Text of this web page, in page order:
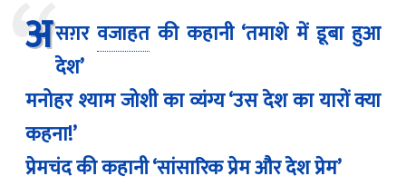
असग़रवजाहतकी कहानी ‘तमाशे में डूबा हुआ
देश’
मनोहर श्याम जोशी का व्यंग्य ‘उस देश का यारों क्या
कहना!’
प्रेमचंद की कहानी ‘सांसारिक प्रेम और देश प्रेम’